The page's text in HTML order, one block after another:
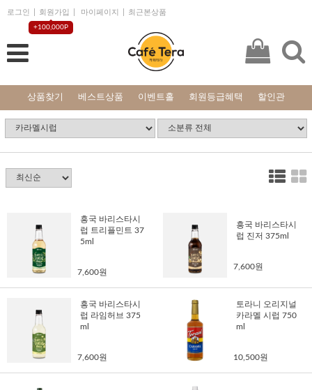
로그인 회원가입
+100,000P
마이페이지 최근본상품
상품찾기 베스트상품 이벤트홀 회원등급혜택 할인관
흥국 바리스타시
럽 트리플민트 37
5ml
7,600원
흥국 바리스타시
럽 진저 375ml
7,600원
흥국 바리스타시
럽 라임허브 375
ml
7,600원
토라니 오리지널
카라멜 시럽 750
ml
10,500원